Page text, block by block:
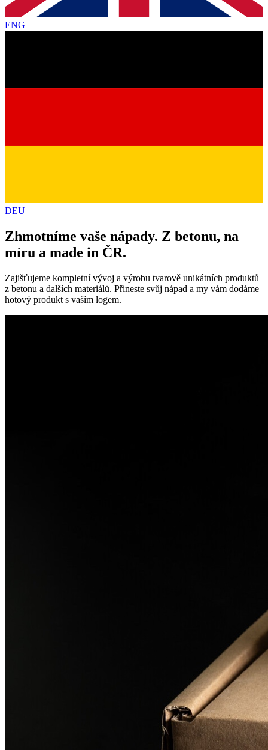
ENG
DEU
Zhmotníme vaše nápady. Z betonu, na
míru a made in ČR.
Zajišťujeme kompletní vývoj a výrobu tvarově unikátních produktů
z betonu a dalších materiálů. Přineste svůj nápad a my vám dodáme
hotový produkt s vaším logem.